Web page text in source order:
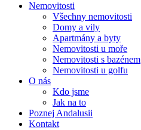
Nemovitosti
Všechny nemovitosti
Domy a vily
Apartmány a byty
Nemovitosti u moře
Nemovitosti s bazénem
Nemovitosti u golfu
O nás
Kdo jsme
Jak na to
Poznej Andalusii
Kontakt